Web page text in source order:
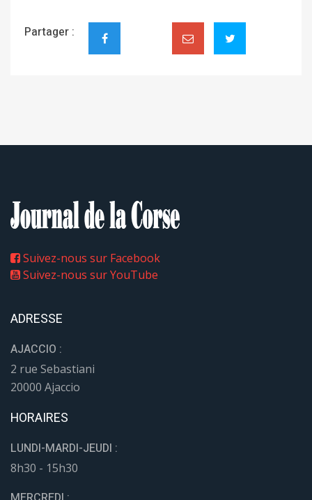
Partager :
Suivez-nous sur Facebook
Suivez-nous sur YouTube
ADRESSE
AJACCIO :
2 rue Sebastiani
20000 Ajaccio
HORAIRES
LUNDI-MARDI-JEUDI :
8h30 - 15h30